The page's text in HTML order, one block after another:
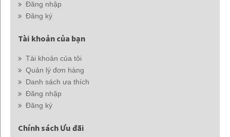
Đăng nhập
Đăng ký
Tài khoản của bạn
Tài khoản của tôi
Quản lý đơn hàng
Danh sách ưa thích
Đăng nhập
Đăng ký
Chính sách Ưu đãi